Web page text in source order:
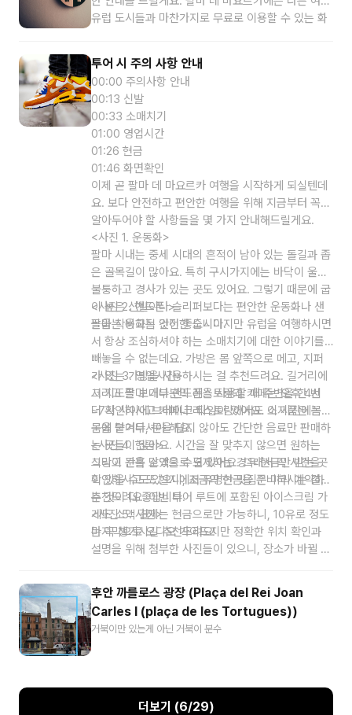
으로 2시간 반 정도 걸릴 예정이에요. 하지만 팔마 데
마요르카에는 쉬었다 갈 수 있는 벤치들과 인생샷을
곳은 아니지만 들어가 보고 싶은 카페나 상점들도 많
으니 충분한 여유를 가지고 즐기는 마음으로 투어를
함께 해주시면 더욱더 휴가를 만끽할 수 있는 시간이
될 것 같아요.
유럽 도시들과 마찬가지로 무료로 이용할 수 있는 화
져 있지 않고 자발적으로 내고 싶은 만큼 돈을 내고
들어갈 수 있는 화장실이에요. 하지만 시설이 그렇게
좋지는 않기 때문에 급하지 않으시다면 제가 추천드
리는 카페나 레스토랑 혹은 중간에 쉬고 싶으실 때 들
리시는 카페에서 화장실을 사용하시는 걸 추천드려
요.
투어 시 주의 사항 안내
00:00 주의사항 안내
00:13 신발
00:33 소매치기
01:00 영업시간
01:26 현금
01:46 화면확인
이제 곧 팔마 데 마요르카 여행을 시작하게 되실텐데
요. 보다 안전하고 편안한 여행을 위해 지금부터 꼭
알아두어야 할 사항들을 몇 가지 안내해드릴게요.
<사진 1. 운동화>
팔마 시내는 중세 시대의 흔적이 남아 있는 돌길과 좁
은 골목길이 많아요. 특히 구시가지에는 바닥이 울퉁
불퉁하고 경사가 있는 곳도 있어요. 그렇기 때문에 굽
이 높은 신발이나 슬리퍼보다는 편안한 운동화나 샌
들을 착용하는 것이 좋습니다.
<사진 2.핸드폰 >
팔마는 비교적 안전한 도시이지만 유럽을 여행하시면
서 항상 조심하셔야 하는 소매치기에 대한 이야기를
빼놓을 수 없는데요. 가방은 몸 앞쪽으로 메고, 지퍼
가 있는 가방을 사용하시는 걸 추천드려요. 길거리에
서 지도를 보거나 핸드폰을 사용할 때 주변을 한 번
더 확인하시고 카페나 레스토랑에서도 소지품은 꼭
몸에 붙여두셔야 해요.
<사진 3.영업시간>
그리고 팔마 대부분의 레스토랑과 카페는 오후 4시
~7시 사이에 브레이크 타임이 있어요. 이 시간에는
문을 닫거나, 문을 닫지 않아도 간단한 음료만 판매하
는 곳들이 많아요. 시간을 잘 맞추지 않으면 원하는
식당이 문을 닫았을 수도 있어요. 그래서 꼭 시간을
확인하시고 또 현지에서 유명한 맛집은 미리 예약하
는 것이 더 좋답니다.
<사진 4. 현금>
그리고 간혹 소액으로 결제하는 경우 현금만 받는 곳
이 있을 수도 있으니, 조금의 현금을 준비하시는 걸
추천드려요. 이번 투어 루트에 포함된 아이스크림 가
게도 소액 결제는 현금으로만 가능하니, 10유로 정도
는 꼭 챙기시길 추천드려요!
<사진 5.사진>
마지막으로 오디오 가이드지만 정확한 위치 확인과
설명을 위해 첨부한 사진들이 있으니, 장소가 바뀔 때
을 보셔야 하는 경우에는 중간에 띵동 소리가 나면 화
면을 확인하시고 다음 사진으로 넘겨주세요. 그럼, 이
제 우리 투어의 첫 장소에 만나요!
후안 까를로스 광장 (Plaça del Rei Joan
Carles I (plaça de les Tortugues))
거북이만 있는게 아닌 거북이 분수
더보기 (6/29)